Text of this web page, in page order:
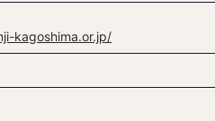
kagoshima.or.jp/